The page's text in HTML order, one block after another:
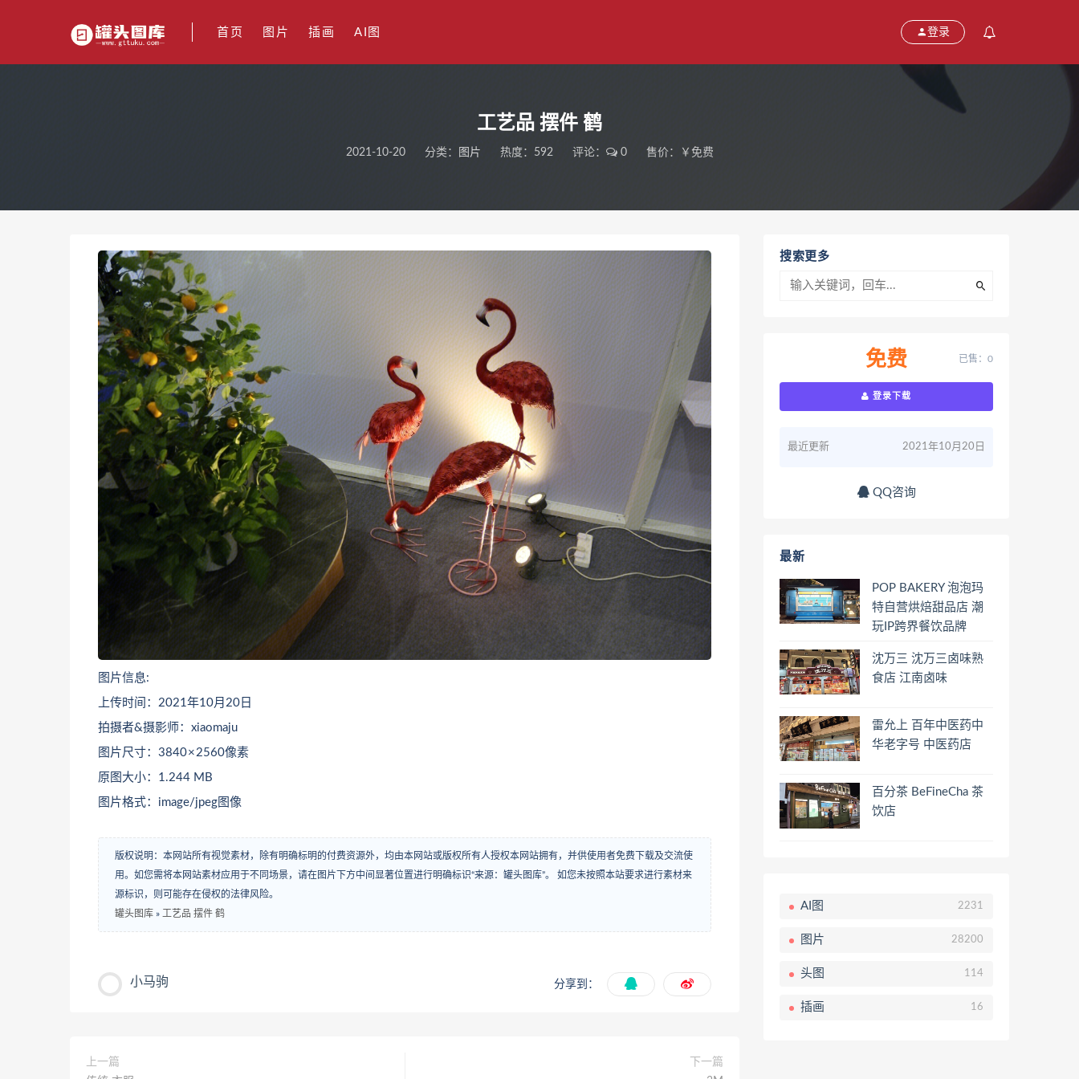
首页 图片 插画 AI图 登录
工艺品 摆件 鹤
2021-10-20 分类： 图片 热度：592 评论： 0 售价：￥免费
图片信息:
上传时间：2021年10月20日
拍摄者&摄影师：xiaomaju
图片尺寸：3840 × 2560像素
原图大小：1.244 MB
图片格式：image/jpeg图像
版权说明：本网站所有视觉素材，除有明确标明的付费资源外，均由本网站或版权所有人授权本网站拥有，并供使用者免费下载及交流使
用。如您需将本网站素材应用于不同场景，请在图片下方中间显著位置进行明确标识“来源：罐头图库”。 如您未按照本站要求进行素材来
源标识，则可能存在侵权的法律风险。
罐头图库 » 工艺品 摆件 鹤
小马驹 分享到：
上一篇
下一篇
搜索更多
免费 已售：0
登录下载
最近更新 2021年10月20日
QQ咨询
最新
POP BAKERY 泡泡玛
特自营烘焙甜品店 潮
玩IP跨界餐饮品牌
沈万三 沈万三卤味熟
食店 江南卤味
雷允上 百年中医药中
华老字号 中医药店
百分茶 BeFineCha 茶
饮店
AI图 2231
图片 28200
头图 114
插画 16